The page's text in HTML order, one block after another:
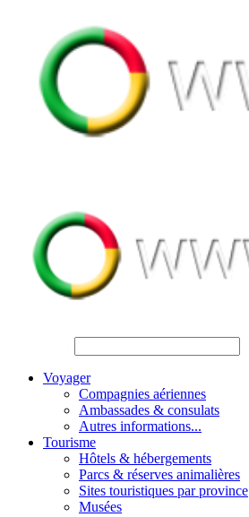
Voyager
Compagnies aériennes
Ambassades & consulats
Autres informations...
Tourisme
Hôtels & hébergements
Parcs & réserves animalières
Sites touristiques par province
Musées